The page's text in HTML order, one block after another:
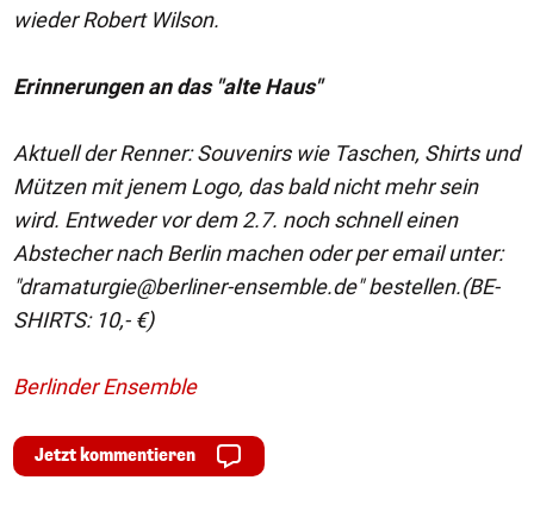
wieder Robert Wilson.
Erinnerungen an das "alte Haus"
Aktuell der Renner: Souvenirs wie Taschen, Shirts und
Mützen mit jenem Logo, das bald nicht mehr sein
wird. Entweder vor dem 2.7. noch schnell einen
Abstecher nach Berlin machen oder per email unter:
"dramaturgie@berliner-ensemble.de" bestellen.(BE-
SHIRTS: 10,- €)
Berlinder Ensemble
Jetzt kommentieren